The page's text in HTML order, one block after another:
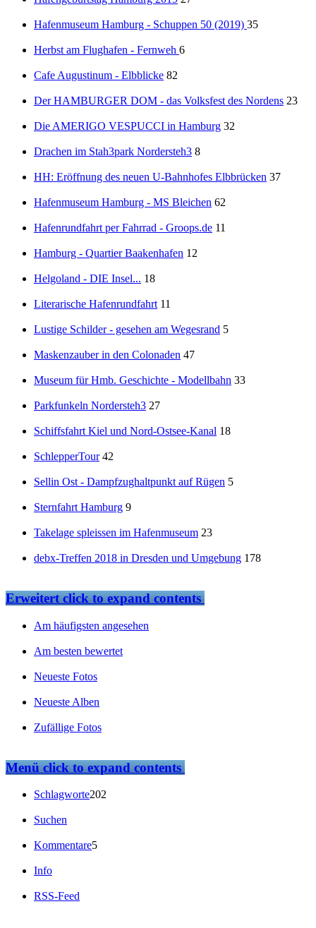
Hafenmuseum Hamburg - Schuppen 50 (2019) 35
Herbst am Flughafen - Fernweh 6
Cafe Augustinum - Elbblicke 82
Der HAMBURGER DOM - das Volksfest des Nordens 23
Die AMERIGO VESPUCCI in Hamburg 32
Drachen im Stah3park Nordersteh3 8
HH: Eröffnung des neuen U-Bahnhofes Elbbrücken 37
Hafenmuseum Hamburg - MS Bleichen 62
Hafenrundfahrt per Fahrrad - Groops.de 11
Hamburg - Quartier Baakenhafen 12
Helgoland - DIE Insel... 18
Literarische Hafenrundfahrt 11
Lustige Schilder - gesehen am Wegesrand 5
Maskenzauber in den Colonaden 47
Museum für Hmb. Geschichte - Modellbahn 33
Parkfunkeln Nordersteh3 27
Schiffsfahrt Kiel und Nord-Ostsee-Kanal 18
SchlepperTour 42
Sellin Ost - Dampfzughaltpunkt auf Rügen 5
Sternfahrt Hamburg 9
Takelage spleissen im Hafenmuseum 23
debx-Treffen 2018 in Dresden und Umgebung 178
Erweitertclick to expand contents
Am häufigsten angesehen
Am besten bewertet
Neueste Fotos
Neueste Alben
Zufällige Fotos
Menüclick to expand contents
Schlagworte202
Suchen
Kommentare5
Info
RSS-Feed